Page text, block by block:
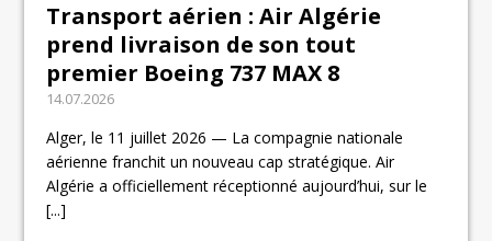
Transport aérien : Air Algérie
prend livraison de son tout
premier Boeing 737 MAX 8
14.07.2026
Alger, le 11 juillet 2026 — La compagnie nationale
aérienne franchit un nouveau cap stratégique. Air
Algérie a officiellement réceptionné aujourd’hui, sur le
[...]